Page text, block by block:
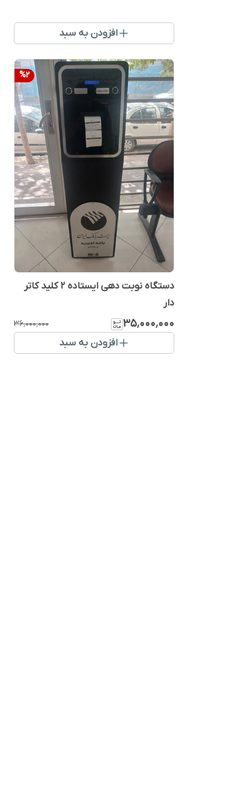
افزودن به سبد
%2
دستگاه نوبت دهی ایستاده ۲ کلید کاتر
دار
۳۵٬۰۰۰٬۰۰۰ ۳۶٬۰۰۰٬۰۰۰
افزودن به سبد